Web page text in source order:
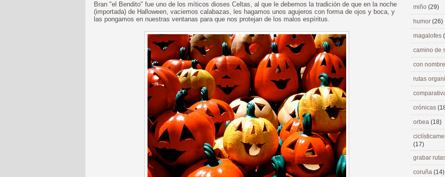
Bran "el Bendito" fue uno de los míticos dioses Celtas, al que le debemos la tradición de que en la noche
(importada) de Halloween, vaciemos calabazas, les hagamos unos agujeros con forma de ojos y boca, y
las pongamos en nuestras ventanas para que nos protejan de los malos espíritus.
miño (29)
humor (26)
magalofes
camino de
con
rutas
crónicas
orbea (18)
(17)
grabar
coruña (14)